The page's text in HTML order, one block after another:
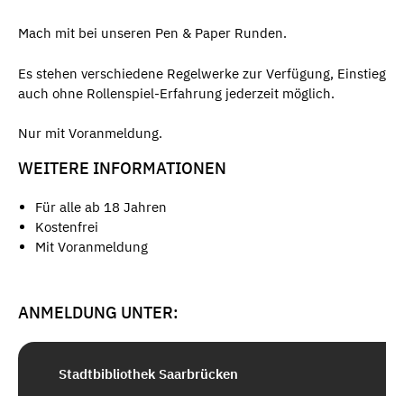
Mach mit bei unseren Pen & Paper Runden.
Es stehen verschiedene Regelwerke zur Verfügung, Einstieg
auch ohne Rollenspiel-Erfahrung jederzeit möglich.
Nur mit Voranmeldung.
WEITERE INFORMATIONEN
Für alle ab 18 Jahren
Kostenfrei
Mit Voranmeldung
ANMELDUNG UNTER:
Stadtbibliothek Saarbrücken